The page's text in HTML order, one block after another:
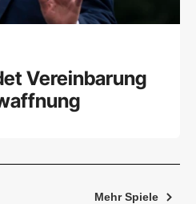
Vereinbarung
Mehr Spiele